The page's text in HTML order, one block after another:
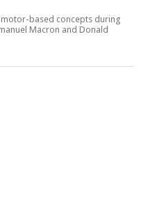
based concepts during
Macron and Donald